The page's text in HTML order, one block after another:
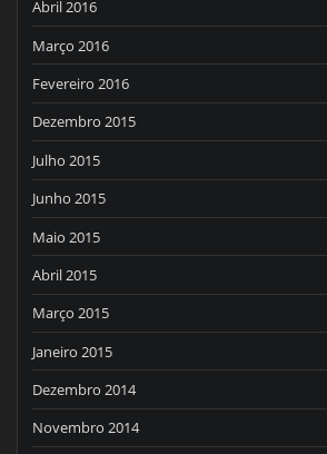
Abril 2016
Março 2016
Fevereiro 2016
Dezembro 2015
Julho 2015
Junho 2015
Maio 2015
Abril 2015
Março 2015
Janeiro 2015
Dezembro 2014
Novembro 2014